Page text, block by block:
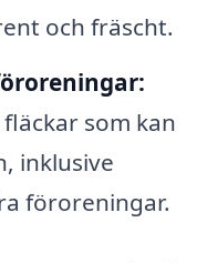
och fräscht.
som kan
inklusive
föroreningar.